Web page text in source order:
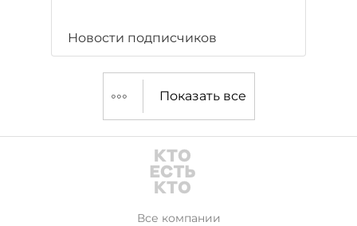
Новости подписчиков
Показать все
Все компании